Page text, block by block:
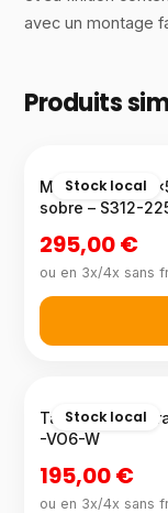
avec un montage
Produits
Stock local
Meuble TV
sobre – S312-
295,00 €
ou en 3x/4x sans
Stock local
Table TV avec
-VO6-W
195,00 €
ou en 3x/4x sans